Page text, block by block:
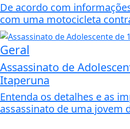
De acordo com
com uma motocicleta
Geral
Assassinato de
Itaperuna
Entenda os detalhes e as
assassinato de uma jovem